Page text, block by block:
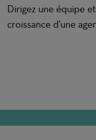
Dirigez une équipe
croissance d'une